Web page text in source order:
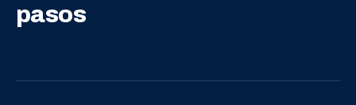
pasos